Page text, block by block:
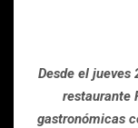
Desde el jueves
restaurante
gastronómicas